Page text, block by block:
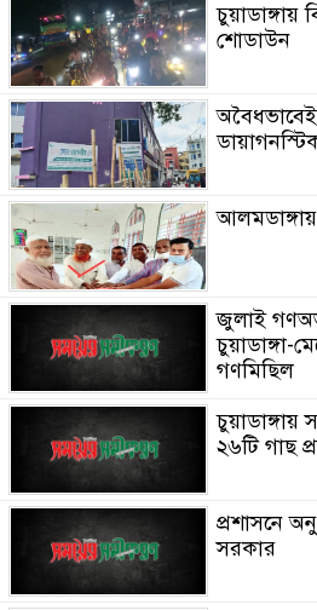
শোডাউন
জুলাই
চুয়াডাঙ্গা-
গণমিছিল
২৬টি গাছ
প্রশাসনে
সরকার